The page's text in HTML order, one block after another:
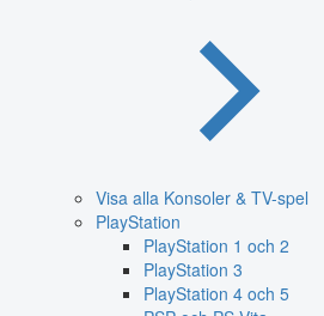
Visa alla Konsoler & TV-spel
PlayStation
PlayStation 1 och 2
PlayStation 3
PlayStation 4 och 5